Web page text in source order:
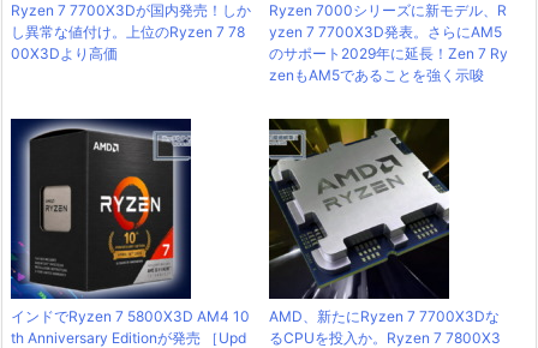
Ryzen 7 7700X3Dが国内発売！しか
し異常な値付け。上位のRyzen 7 78
00X3Dより高価
Ryzen 7000シリーズに新モデル、R
yzen 7 7700X3D発表。さらにAM5
のサポート2029年に延長！Zen 7 Ry
zenもAM5であることを強く示唆
インドでRyzen 7 5800X3D AM4 10
th Anniversary Editionが発売 ［Upd
AMD、新たにRyzen 7 7700X3Dな
るCPUを投入か。Ryzen 7 7800X3